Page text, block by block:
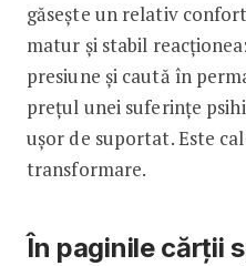
găsește un relativ
matur și stabil
presiune și caută în
prețul unei suferințe
ușor de suportat. Este
transformare.
În paginile cărții